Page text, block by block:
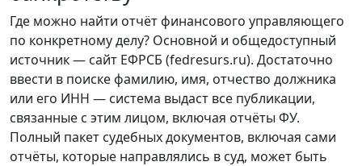
Где можно найти отчёт финансового управляющего
по конкретному делу? Основной и общедоступный
источник — сайт ЕФРСБ (fedresurs.ru). Достаточно
ввести в поиске фамилию, имя, отчество должника
или его ИНН — система выдаст все публикации,
связанные с этим лицом, включая отчёты ФУ.
Полный пакет судебных документов, включая сами
отчёты, которые направлялись в суд, может быть